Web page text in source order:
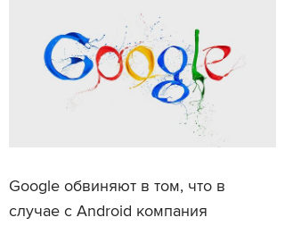
Google обвиняют в том, что в
случае с Android компания